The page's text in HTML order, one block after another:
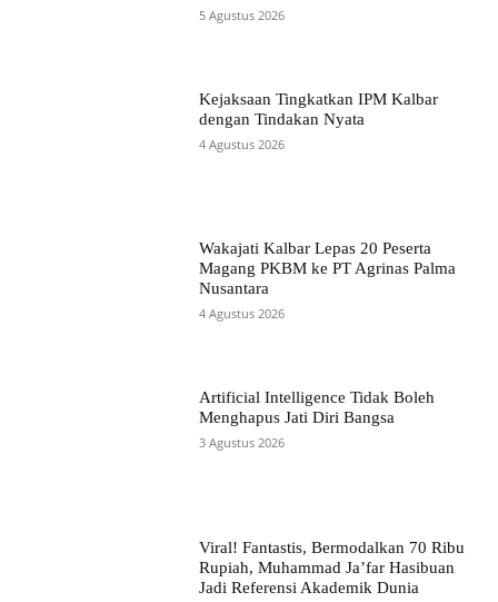
5 Agustus 2026
Kejaksaan Tingkatkan IPM Kalbar
dengan Tindakan Nyata
4 Agustus 2026
Wakajati Kalbar Lepas 20 Peserta
Magang PKBM ke PT Agrinas Palma
Nusantara
4 Agustus 2026
Artificial Intelligence Tidak Boleh
Menghapus Jati Diri Bangsa
3 Agustus 2026
Viral! Fantastis, Bermodalkan 70 Ribu
Rupiah, Muhammad Ja’far Hasibuan
Jadi Referensi Akademik Dunia